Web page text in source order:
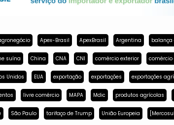
Apex-Brasil ApexBrasil Argentina balança
suína China CNA CNI comércio exterior comércio
Unidos EUA exportação exportações exportações
livre comércio MAPA Mdic produtos agrícolas
São Paulo tarifaço de Trump União Europeia [Mercosul]